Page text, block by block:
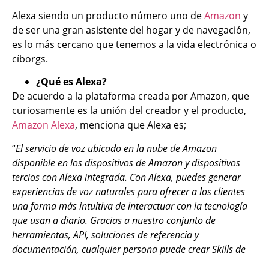
Alexa siendo un producto número uno deAmazon y
de ser una gran asistente del hogar y de navegación,
es lo más cercano que tenemos a la vida electrónica o
cíborgs.
¿Qué es Alexa?
De acuerdo a la plataforma creada por Amazon, que
curiosamente es la unión del creador y el producto,
Amazon Alexa, menciona que Alexa es;
“El servicio de voz ubicado en la nube de Amazon
disponible en los dispositivos de Amazon y dispositivos
tercios con Alexa integrada. Con Alexa, puedes generar
experiencias de voz naturales para ofrecer a los clientes
una forma más intuitiva de interactuar con la tecnología
que usan a diario. Gracias a nuestro conjunto de
herramientas, API, soluciones de referencia y
documentación, cualquier persona puede crear Skills de